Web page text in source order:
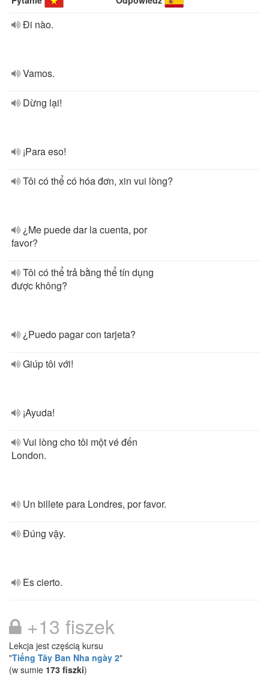
Đi nào.
Vamos.
Dừng lại!
¡Para eso!
Tôi có thể có hóa đơn, xin vui lòng?
¿Me puede dar la cuenta, por
favor?
Tôi có thể trả bằng thể tín dụng
được không?
¿Puedo pagar con tarjeta?
Giúp tôi với!
¡Ayuda!
Vui lòng cho tôi một vé đến
London.
Un billete para Londres, por favor.
Đúng vậy.
Es cierto.
+13 fiszek
Lekcja jest częścią kursu
"Tiếng Tây Ban Nha ngày 2"
(w sumie 173 fiszki)